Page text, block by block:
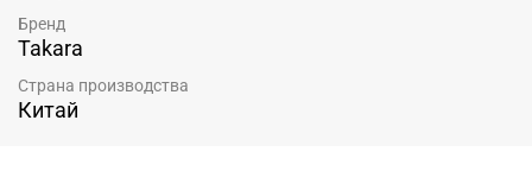
Бренд
Takara
Страна производства
Китай